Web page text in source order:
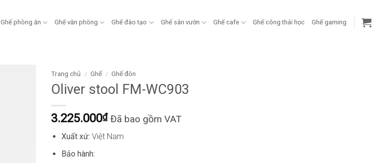
Ghế phòng ăn Ghế văn phòng Ghế đào tạo Ghế sân vườn Ghế cafe Ghế công thái học Ghế gaming
Trang chủ / Ghế / Ghế đôn
Oliver stool FM-WC903
3.225.000₫ Đã bao gồm VAT
Xuất xứ: Việt Nam
Bảo hành: